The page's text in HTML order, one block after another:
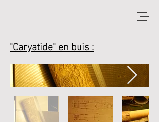
"Caryatide" en buis :